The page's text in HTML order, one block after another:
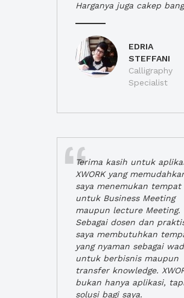
Harganya juga cakep
EDRIA
STEFFANI
Calligraphy
Specialist
Terima kasih untuk
XWORK yang
saya menemukan tempat
untuk Business Meeting
maupun lecture Meeting.
Sebagai dosen dan
saya membutuhkan
yang nyaman sebagai
untuk berbisnis maupun
transfer knowledge.
bukan hanya aplikasi,
solusi bagi saya.